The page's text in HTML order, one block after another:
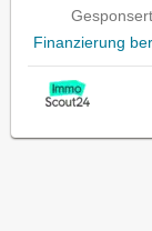
Gesponsert
Finanzierung